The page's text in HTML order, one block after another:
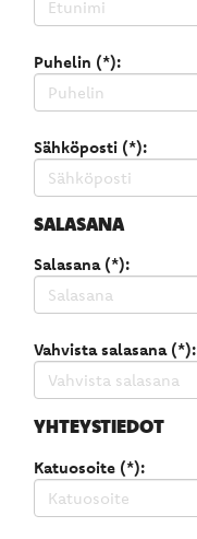
Puhelin (*):
Sähköposti (*):
SALASANA
Salasana (*):
Vahvista salasana (*):
YHTEYSTIEDOT
Katuosoite (*):